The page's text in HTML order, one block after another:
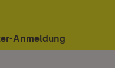
Anmeldung